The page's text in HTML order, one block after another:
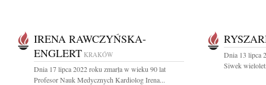
IRENA RAWCZYŃSKA-
ENGLERT KRAKÓW
Dnia 17 lipca 2022 roku zmarła w wieku 90 lat
Profesor Nauk Medycznych Kardiolog Irena...
Dnia 13 lipca
Siwek